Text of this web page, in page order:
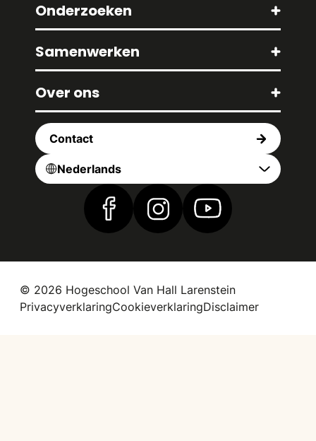
Onderzoeken
Samenwerken
Over ons
Contact
Nederlands
Vind ons op Facebook
Vind ons op Instagram
Vind ons op
© 2026 Hogeschool Van Hall Larenstein
PrivacyverklaringCookieverklaringDisclaimer